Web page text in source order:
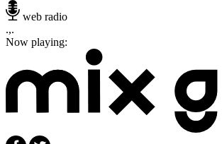
web radio
.,.
Now playing: